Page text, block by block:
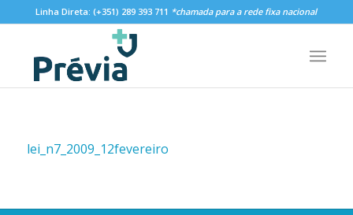
Linha Direta:(+351) 289 393 711 *chamada para a rede fixa nacional
lei_n7_2009_12fevereiro